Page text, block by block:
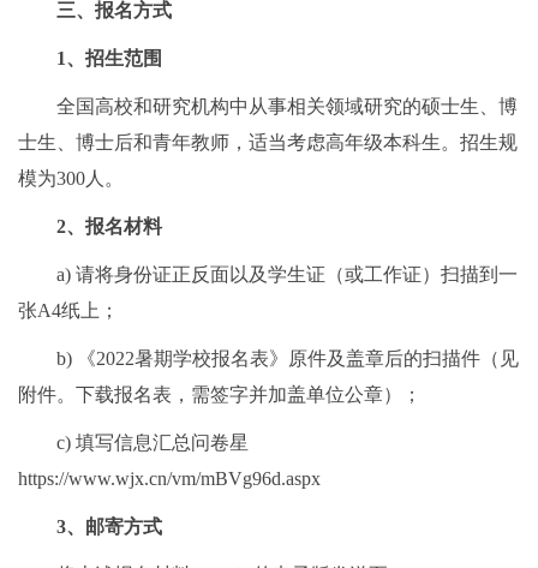
三、报名方式
1、招生范围
全国高校和研究机构中从事相关领域研究的硕士生、博
士生、博士后和青年教师，适当考虑高年级本科生。招生规
模为300人。
2、报名材料
a) 请将身份证正反面以及学生证（或工作证）扫描到一
张A4纸上；
b) 《2022暑期学校报名表》原件及盖章后的扫描件（见
附件。下载报名表，需签字并加盖单位公章）；
c) 填写信息汇总问卷星
https://www.wjx.cn/vm/mBVg96d.aspx
3、邮寄方式